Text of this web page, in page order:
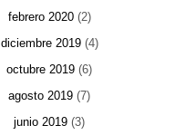
febrero 2020(2)
diciembre 2019(4)
octubre 2019 (6)
agosto 2019 (7)
junio 2019 (3)